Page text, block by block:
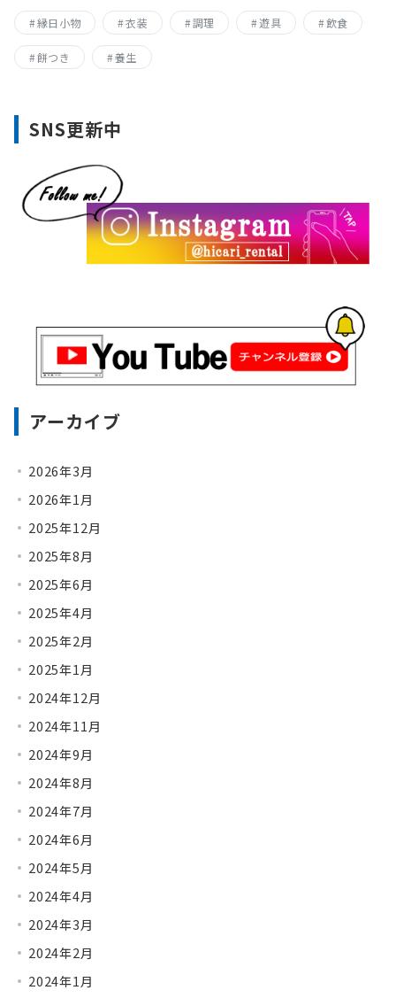
縁日小物 衣装 調理 遊具 飲食
餅つき 養生
SNS更新中
アーカイブ
2026年3月
2026年1月
2025年12月
2025年8月
2025年6月
2025年4月
2025年2月
2025年1月
2024年12月
2024年11月
2024年9月
2024年8月
2024年7月
2024年6月
2024年5月
2024年4月
2024年3月
2024年2月
2024年1月